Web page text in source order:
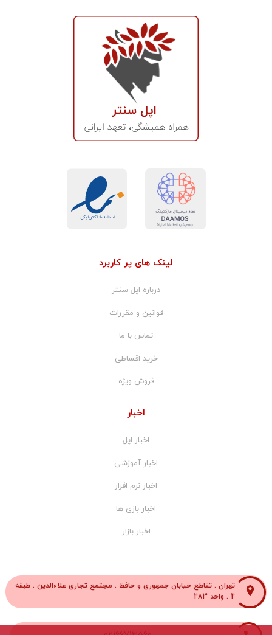
لینک های پر کاربرد
درباره اپل سنتر
قوانین و مقررات
تماس با ما
خرید اقساطی
فروش ویژه
اخبار
اخبار اپل
اخبار آموزشی
اخبار نرم افزار
اخبار بازی ها
اخبار بازار
تهران . تقاطع خیابان جمهوری و حافظ . مجتمع تجاری علاءالدین . طبقه
2 . واحد 283